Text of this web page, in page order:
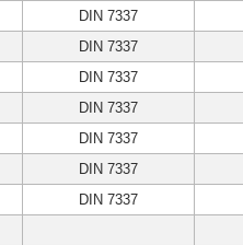
DIN 7337
DIN 7337
DIN 7337
DIN 7337
DIN 7337
DIN 7337
DIN 7337